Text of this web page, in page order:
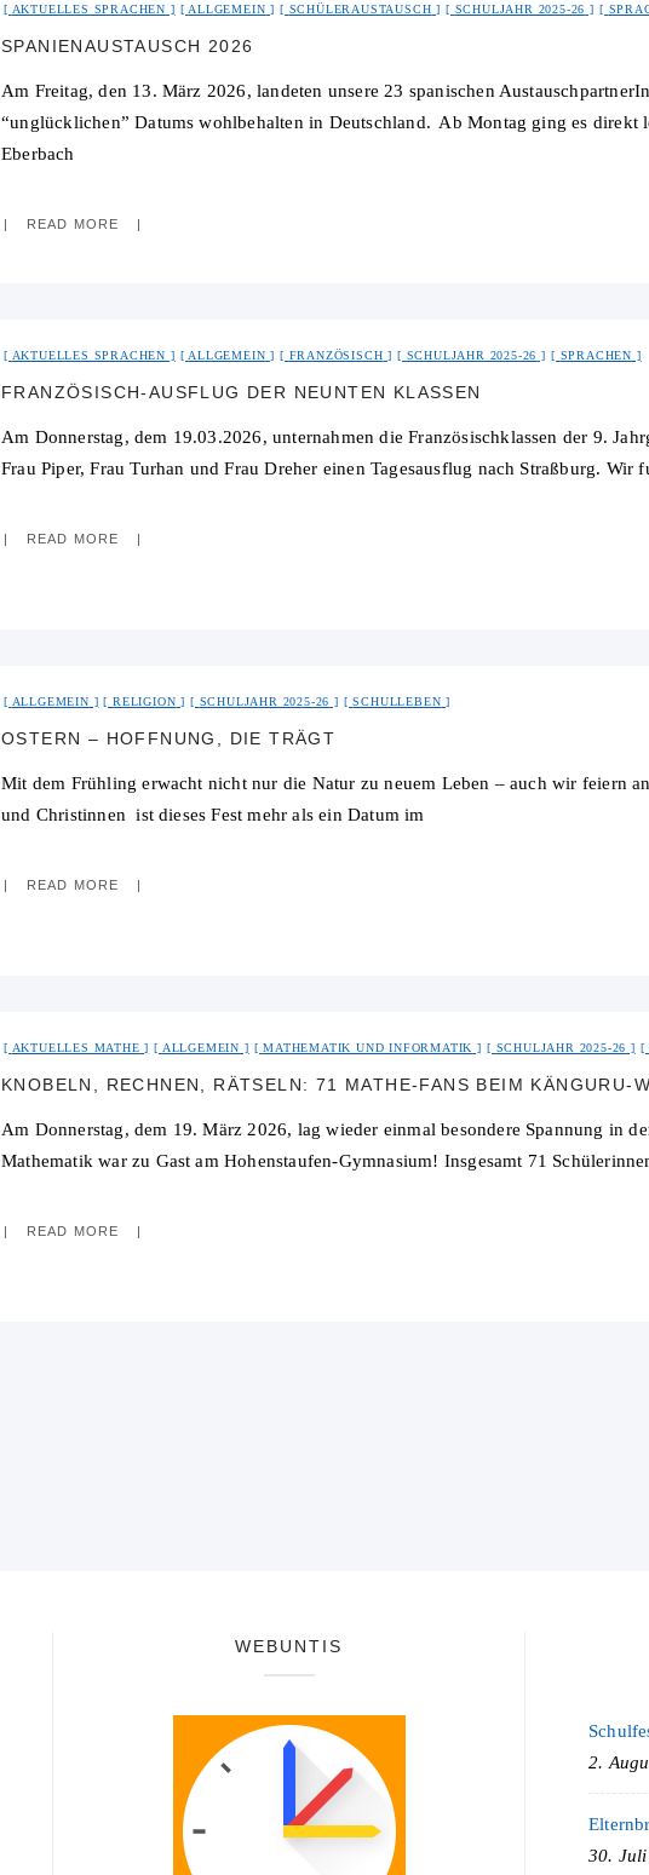
AKTUELLES SPRACHEN ALLGEMEIN SCHÜLERAUSTAUSCH SCHULJAHR 2025-26
SPANIENAUSTAUSCH 2026
Am Freitag, den 13. März 2026, landeten unsere 23 spanischen
“unglücklichen” Datums wohlbehalten in Deutschland. Ab Montag ging es direkt
Eberbach
READ MORE
AKTUELLES SPRACHEN ALLGEMEIN FRANZÖSISCH SCHULJAHR 2025-26 SPRACHEN
FRANZÖSISCH-AUSFLUG DER NEUNTEN KLASSEN
Am Donnerstag, dem 19.03.2026, unternahmen die Französischklassen der 9.
Frau Piper, Frau Turhan und Frau Dreher einen Tagesausflug nach Straßburg. Wir
READ MORE
ALLGEMEIN RELIGION SCHULJAHR 2025-26 SCHULLEBEN
OSTERN – HOFFNUNG, DIE TRÄGT
Mit dem Frühling erwacht nicht nur die Natur zu neuem Leben – auch wir feiern
und Christinnen ist dieses Fest mehr als ein Datum im
READ MORE
AKTUELLES MATHE ALLGEMEIN MATHEMATIK UND INFORMATIK SCHULJAHR 2025-26
KNOBELN, RECHNEN, RÄTSELN: 71 MATHE-FANS BEIM KÄNGURU-
Am Donnerstag, dem 19. März 2026, lag wieder einmal besondere Spannung in
Mathematik war zu Gast am Hohenstaufen-Gymnasium! Insgesamt 71
READ MORE
WEBUNTIS
2.
30.